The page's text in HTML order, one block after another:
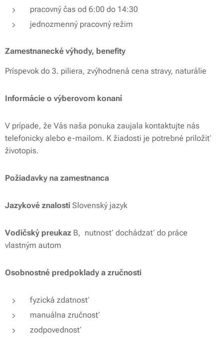
pracovný čas od 6:00 do 14:30
jednozmenný pracovný režim
Zamestnanecké výhody, benefity
Príspevok do 3. piliera, zvýhodnená cena stravy, naturálie
Informácie o výberovom konaní
V prípade, že Vás naša ponuka zaujala kontaktujte nás
telefonicky alebo e-mailom. K žiadosti je potrebné priložiť
životopis.
Požiadavky na zamestnanca
Jazykové znalosti Slovenský jazyk
Vodičský preukaz B, nutnosť dochádzať do práce
vlastným autom
Osobnostné predpoklady a zručnosti
fyzická zdatnosť
manuálna zručnosť
zodpovednosť